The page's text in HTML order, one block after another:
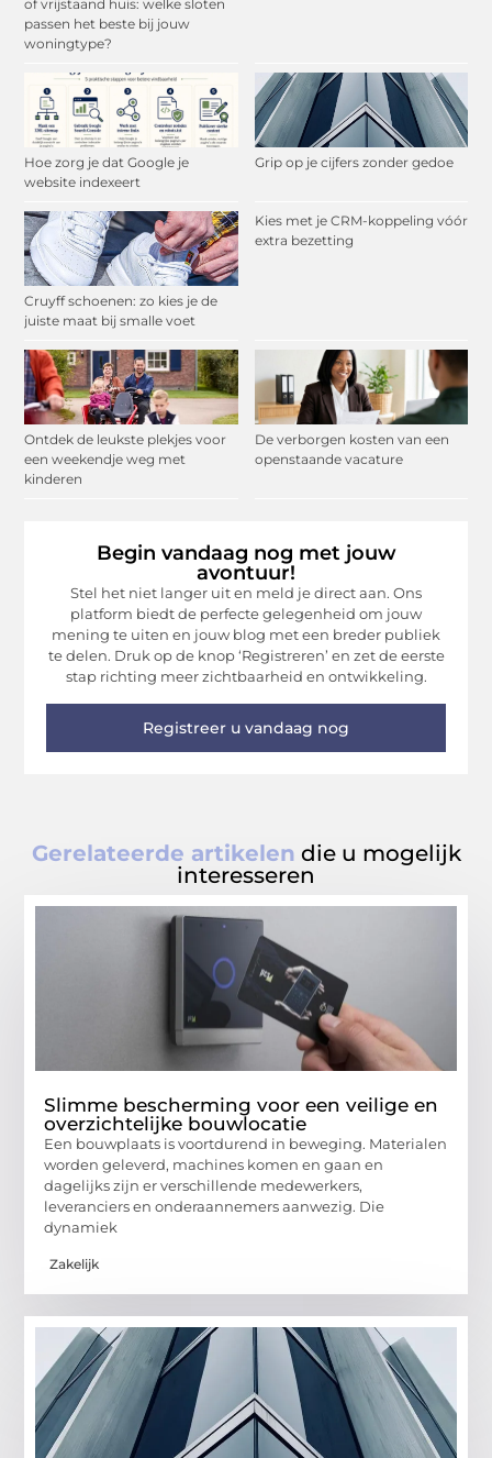
of vrijstaand huis: welke sloten
passen het beste bij jouw
woningtype?
Hoe zorg je dat Google je
website indexeert
Grip op je cijfers zonder gedoe
Cruyff schoenen: zo kies je de
juiste maat bij smalle voet
Kies met je CRM-koppeling vóór
extra bezetting
Ontdek de leukste plekjes voor
een weekendje weg met
kinderen
De verborgen kosten van een
openstaande vacature
Begin vandaag nog met jouw
avontuur!
Stel het niet langer uit en meld je direct aan. Ons
platform biedt de perfecte gelegenheid om jouw
mening te uiten en jouw blog met een breder publiek
te delen. Druk op de knop ‘Registreren’ en zet de eerste
stap richting meer zichtbaarheid en ontwikkeling.
Registreer u vandaag nog
Gerelateerde artikelen die u mogelijk
interesseren
Slimme bescherming voor een veilige en
overzichtelijke bouwlocatie
Een bouwplaats is voortdurend in beweging. Materialen
worden geleverd, machines komen en gaan en
dagelijks zijn er verschillende medewerkers,
leveranciers en onderaannemers aanwezig. Die
dynamiek
Zakelijk